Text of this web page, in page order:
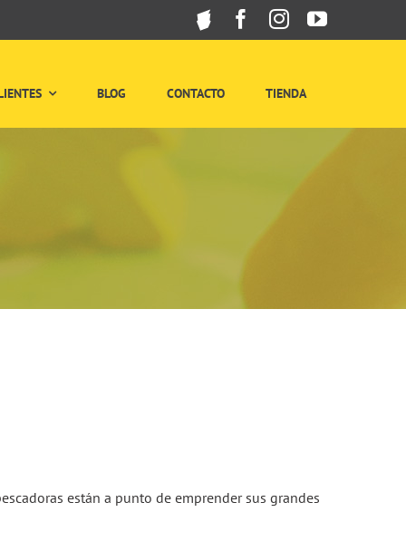
BLOG CONTACTO TIENDA
están a punto de emprender sus grandes